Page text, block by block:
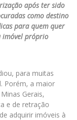
após ter sido
como destino
para quem quer
imóvel próprio
para muitas
Porém, a maior
Gerais,
e de retração
adquirir imóveis à